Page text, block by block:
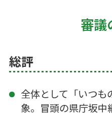
審議
総評
全体として「いつも
象。冒頭の県庁坂中